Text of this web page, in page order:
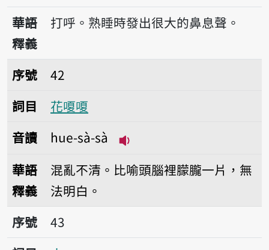
播放音讀huânn
華語
釋義
打呼。熟睡時發出很大的鼻息聲。
序號42花嗄嗄
序號
42
詞目
花嗄嗄
音讀
hue-sà-sà
華語
釋義
混亂不清。比喻頭腦裡朦朧一片，無
法明白。
序號43火
序號
43